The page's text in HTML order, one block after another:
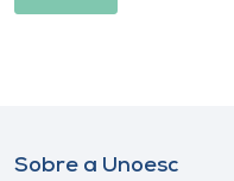
Sobre a Unoesc